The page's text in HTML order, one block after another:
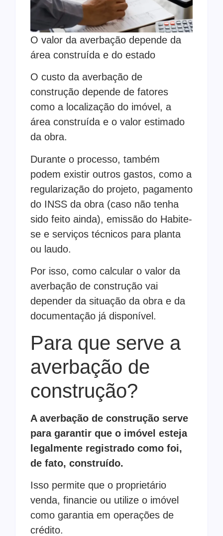
O valor da averbação depende da
área construída e do estado
O custo da averbação de
construção depende de fatores
como a localização do imóvel, a
área construída e o valor estimado
da obra.
Durante o processo, também
podem existir outros gastos, como a
regularização do projeto, pagamento
do INSS da obra (caso não tenha
sido feito ainda), emissão do Habite-
se e serviços técnicos para planta
ou laudo.
Por isso, como calcular o valor da
averbação de construção vai
depender da situação da obra e da
documentação já disponível.
Para que serve a
averbação de
construção?
A averbação de construção serve
para garantir que o imóvel esteja
legalmente registrado como foi,
de fato, construído.
Isso permite que o proprietário
venda, financie ou utilize o imóvel
como garantia em operações de
crédito.